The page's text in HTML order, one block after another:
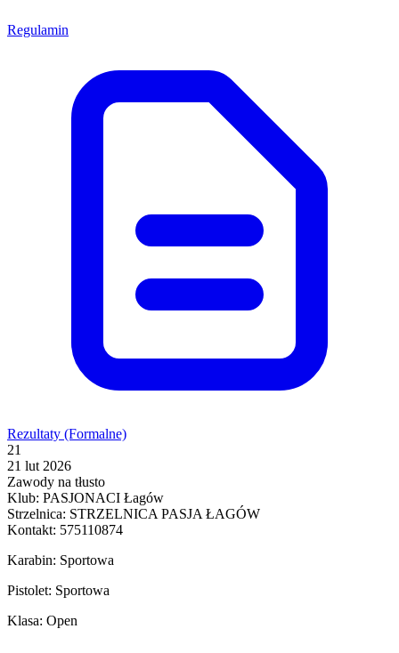
Regulamin
Rezultaty (Formalne)
21
21 lut 2026
Zawody na tłusto
Klub: PASJONACI Łagów
Strzelnica: STRZELNICA PASJA ŁAGÓW
Kontakt: 575110874
Karabin: Sportowa
Pistolet: Sportowa
Klasa: Open